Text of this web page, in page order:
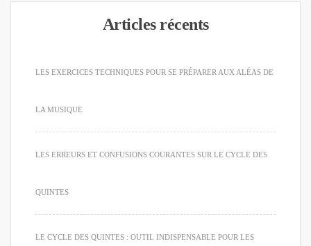
Articles récents
LES EXERCICES TECHNIQUES POUR SE PRÉPARER AUX ALÉAS DE
LA MUSIQUE
LES ERREURS ET CONFUSIONS COURANTES SUR LE CYCLE DES
QUINTES
LE CYCLE DES QUINTES : OUTIL INDISPENSABLE POUR LES